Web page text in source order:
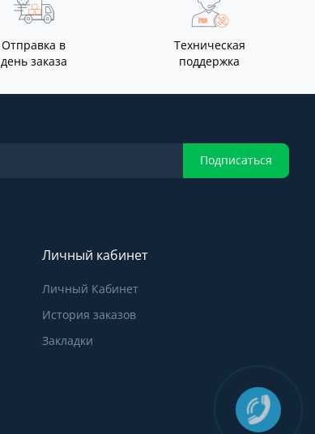
Отправка в
день заказа
Техническая
поддержка
Подписаться
Личный кабинет
Личный Кабинет
История заказов
Закладки